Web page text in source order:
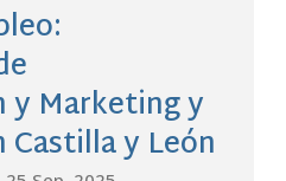
y Marketing y
Castilla y León